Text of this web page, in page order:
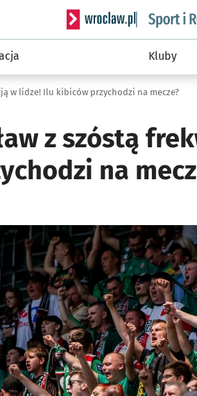
Serwis informacyjny
Kluby
w lidze! Ilu kibiców przychodzi na mecze?
z szóstą
na